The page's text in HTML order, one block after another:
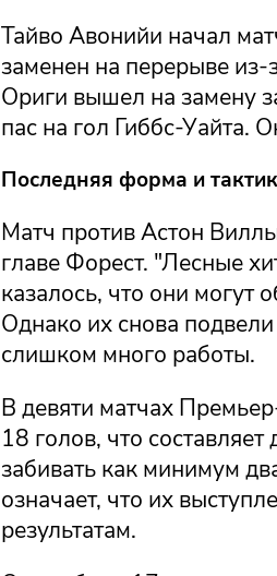
Тайво Авонийи начал
заменен на перерыве
Ориги вышел на замену
пас на гол Гиббс-Уайта.
Последняя форма и
Матч против Астон
главе Форест. "Лесные
казалось, что они могут
Однако их снова
слишком много работы.
В девяти матчах
18 голов, что
забивать как минимум
означает, что их
результатам.